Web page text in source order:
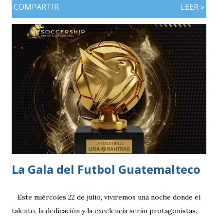
experiencia que marcó el inicio de su desarrollo como
profesional. Ahora, el guatemalteco se incorpora al
Kaohsiung Attackers FC, una institución de crecimiento
reciente dentro del fútbol taiwanés. El club nació en 2016
con su equipo femenino y fue hasta 2025 cuando creó su
rama masculina, la cual comenzó su recorrido en la Segunda
División antes de conseguir el ascenso a la máxima
categoría.
COMPARTIR LEER »
La Gala del Futbol Guatemalteco
Este miércoles 22 de julio, viviremos una noche donde el
talento, la dedicación y la excelencia serán protagonistas.